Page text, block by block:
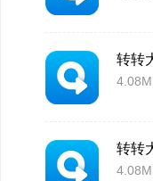
转转
转转